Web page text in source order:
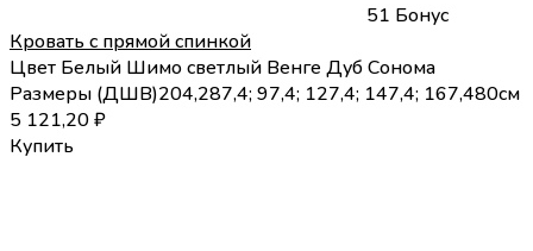
51 Бонус
Кровать с прямой спинкой
Цвет Белый Шимо светлый Венге Дуб Сонома
Размеры (ДШВ)204,287,4; 97,4; 127,4; 147,4; 167,480см
5 121,20₽
Купить